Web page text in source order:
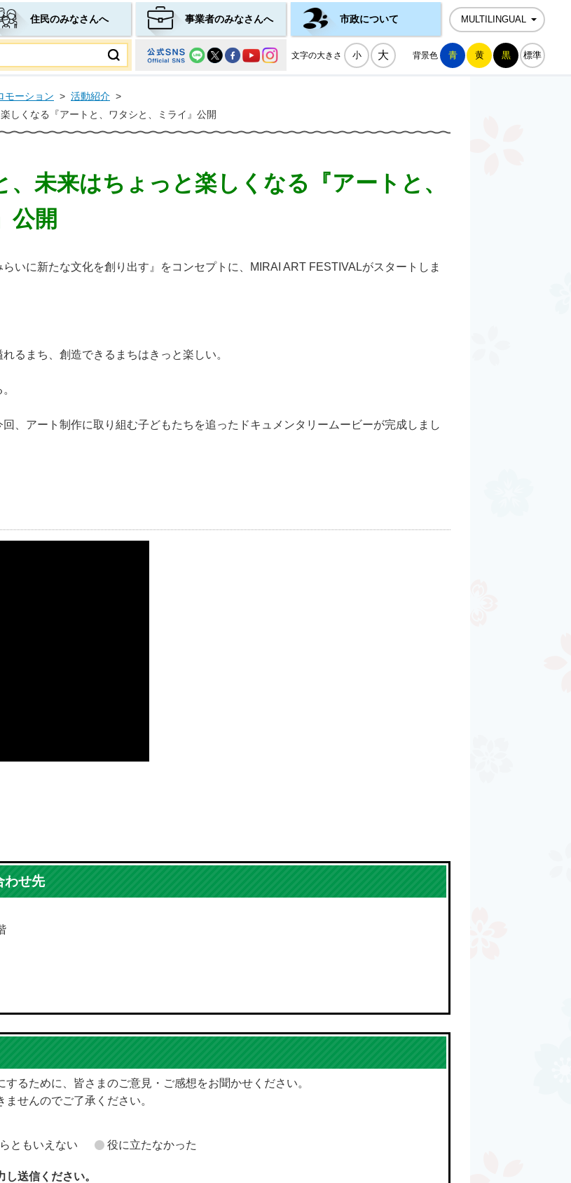
住民のみなさんへ 事業者のみなさんへ 市政について MULTILINGUAL
文字の大きさ 小 大 背景色 青 黄 黒 標準
モーション > 活動紹介 >
しくなる『アートと、ワタシと、ミライ』公開
未来はちょっと楽しくなる『アートと、
公開
いに新たな文化を創り出す』をコンセプトに、MIRAI ART FESTIVALがスタートしま
るまち、創造できるまちはきっと楽しい。
、アート制作に取り組む子どもたちを追ったドキュメンタリームービーが完成しまし
わせ先
るために、皆さまのご意見・ご感想をお聞かせください。
せんのでご了承ください。
ともいえない 役に立たなかった
送信ください。